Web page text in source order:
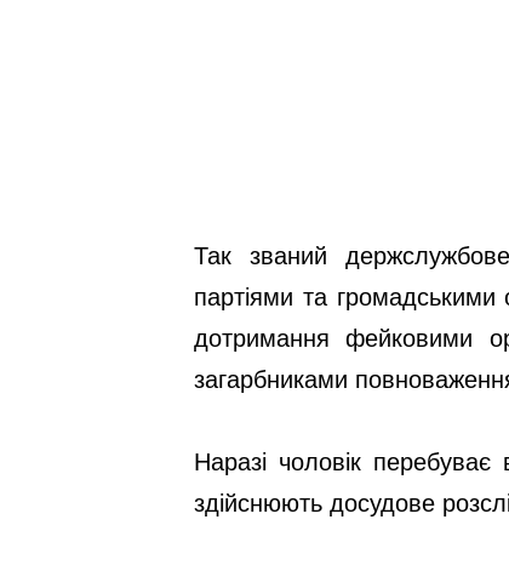
Так званий
партіями та громадськими
дотримання фейковими
загарбниками
Наразі чоловік
здійснюють досудове